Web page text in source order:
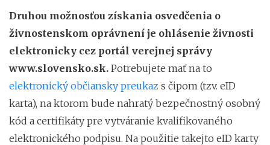
Druhou možnosťou získania osvedčenia o
živnostenskom oprávnení je ohlásenie živnosti
elektronicky cez portál verejnej správy
www.slovensko.sk. Potrebujete mať na to
elektronický občiansky preukaz s čipom (tzv. eID
karta), na ktorom bude nahratý bezpečnostný osobný
kód a certifikáty pre vytváranie kvalifikovaného
elektronického podpisu. Na použitie takejto eID karty